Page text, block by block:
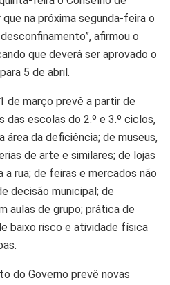
na próxima segunda-feira o
, afirmou o
que deverá ser aprovado o
5 de abril.
de março prevê a partir de
das escolas do 2.º e 3.º ciclos,
área da deficiência; de museus,
de arte e similares; de lojas
rua; de feiras e mercados não
decisão municipal; de
aulas de grupo; prática de
baixo risco e atividade física
do Governo prevê novas